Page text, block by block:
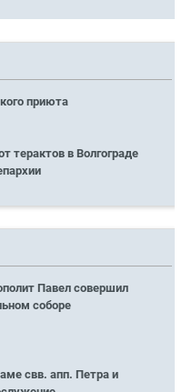
приюта
терактов в Волгограде
Павел совершил
соборе
свв. апп. Петра и